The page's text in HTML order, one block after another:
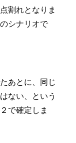
割れとなりま
シナリオで
あとに、同じ
ない、という
で確定しま